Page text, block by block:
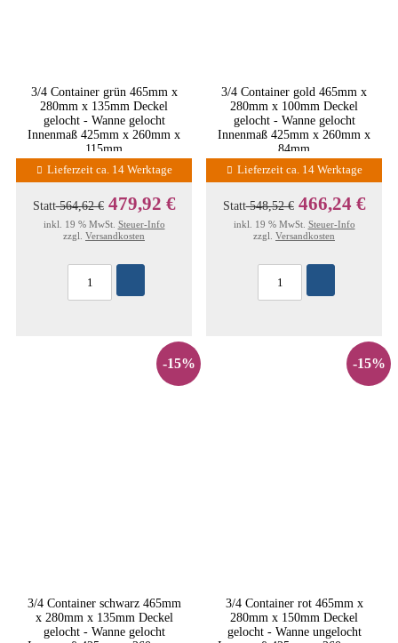
3/4 Container grün 465mm x
280mm x 135mm Deckel
gelocht - Wanne gelocht
Innenmaß 425mm x 260mm x
115mm
Lieferzeit ca. 14 Werktage
Statt564,62 € 479,92 €
inkl. 19 % MwSt. Steuer-Info
zzgl. Versandkosten
3/4 Container gold 465mm x
280mm x 100mm Deckel
gelocht - Wanne gelocht
Innenmaß 425mm x 260mm x
84mm
Lieferzeit ca. 14 Werktage
Statt548,52 € 466,24 €
inkl. 19 % MwSt. Steuer-Info
zzgl. Versandkosten
-15%
3/4 Container schwarz 465mm
x 280mm x 135mm Deckel
gelocht - Wanne gelocht
-15%
3/4 Container rot 465mm x
280mm x 150mm Deckel
gelocht - Wanne ungelocht